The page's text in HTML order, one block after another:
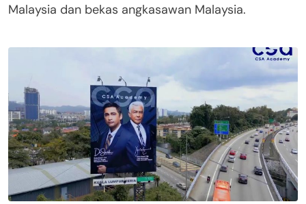
Malaysia dan bekas angkasawan Malaysia.